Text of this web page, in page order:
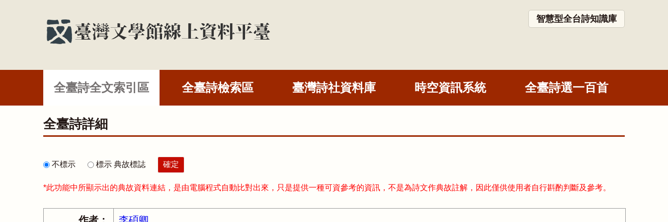
智慧型全台詩知識庫
全臺詩全文索引區 全臺詩檢索區 臺灣詩社資料庫 時空資訊系統 全臺詩選一百首
全臺詩詳細
不標示 標示 典故標誌
*此功能中所顯示出的典故資料連結，是由電腦程式自動比對出來，只是提供一種可資參考的資訊，不是為詩文作典故註解，因此僅供使用者自行斟酌判斷及參考。